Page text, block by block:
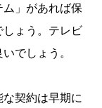
」があれば保
ょう。テレビ
でしょう。
契約は早期に